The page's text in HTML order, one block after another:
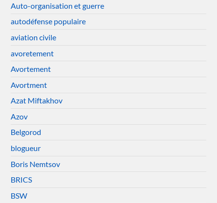
Auto-organisation et guerre
autodéfense populaire
aviation civile
avoretement
Avortement
Avortment
Azat Miftakhov
Azov
Belgorod
blogueur
Boris Nemtsov
BRICS
BSW